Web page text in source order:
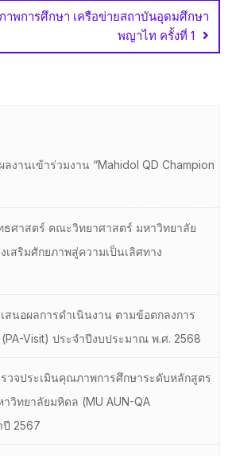
พการศึกษา เครือข่ายสถาบันอุดมศึกษา
พญาไท ครั้งที่ 1
งานเข้าร่วมงาน “Mahidol QD Champion
ศาสตร์ คณะวิทยาศาสตร์ มหาวิทยาลัย
สริมศักยภาพสู่ความเป็นเลิศทาง
นอผลการดำเนินงาน ตามข้อตกลงการ
Visit) ประจำปีงบประมาณ พ.ศ. 2568
วจประเมินคุณภาพการศึกษาระดับหลักสูตร
วิทยาลัยมหิดล (MU AUN-QA
ปี 2567